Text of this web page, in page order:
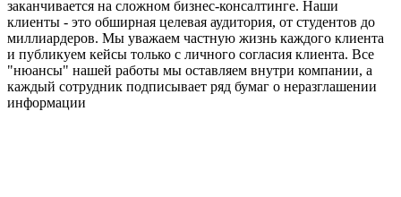
заканчивается на сложном бизнес-консалтинге. Наши
клиенты - это обширная целевая аудитория, от студентов до
миллиардеров. Мы уважаем частную жизнь каждого клиента
и публикуем кейсы только с личного согласия клиента. Все
"нюансы" нашей работы мы оставляем внутри компании, а
каждый сотрудник подписывает ряд бумаг о неразглашении
информации